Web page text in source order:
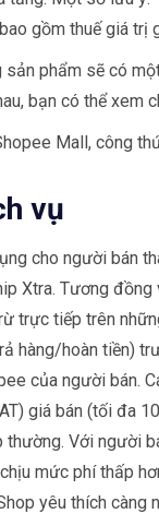
gồm thuế giá trị
sản phẩm sẽ có
bạn có thể xem
Mall, công
vụ
cho người bán
Xtra. Tương
trực tiếp trên
hàng/hoàn tiền)
của người bán.
giá bán (tối đa
Với người
mức phí thấp
yêu thích càng